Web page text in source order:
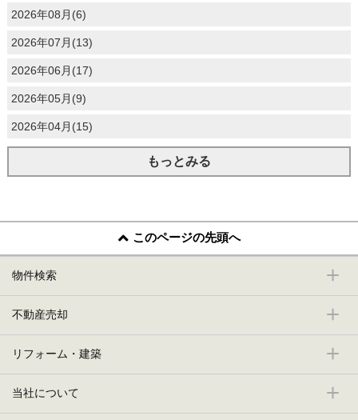
2026年08月(6)
2026年07月(13)
2026年06月(17)
2026年05月(9)
2026年04月(15)
もっとみる
このページの先頭へ
物件検索
不動産売却
リフォーム・建築
当社について